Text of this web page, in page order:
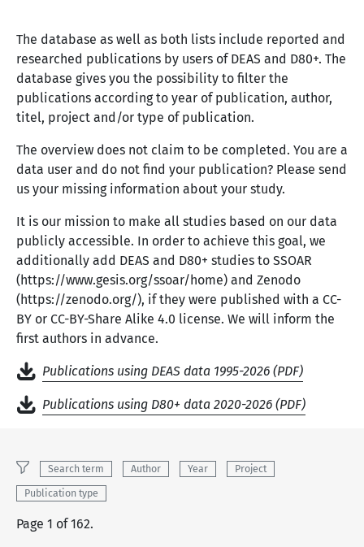
The database as well as both lists include reported and
researched publications by users of DEAS and D80+. The
database gives you the possibility to filter the
publications according to year of publication, author,
titel, project and/or type of publication.
The overview does not claim to be completed. You are a
data user and do not find your publication? Please send
us your missing information about your study.
It is our mission to make all studies based on our data
publicly accessible. In order to achieve this goal, we
additionally add DEAS and D80+ studies to SSOAR
(https://www.gesis.org/ssoar/home) and Zenodo
(https://zenodo.org/), if they were published with a CC-
BY or CC-BY-Share Alike 4.0 license. We will inform the
first authors in advance.
Publications using DEAS data 1995-2026 (PDF)
Publications using D80+ data 2020-2026 (PDF)
Search term Author Year
Project
Publication type
Page 1 of 162.